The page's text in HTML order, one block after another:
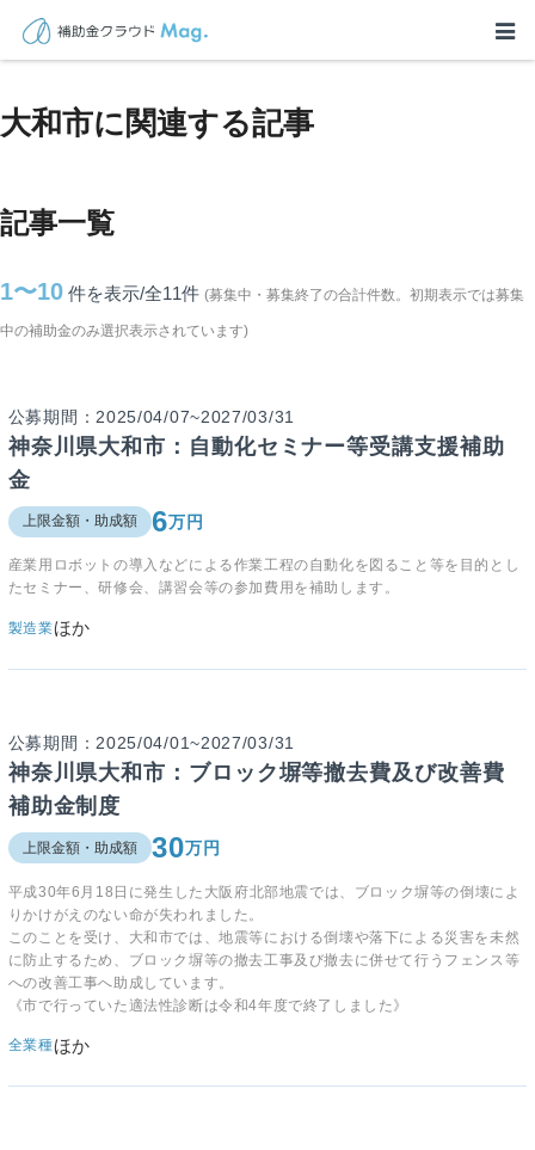
TOP > 補助金・助成金詳細>神奈川県
大和市に関連する記事
記事一覧
1〜10 件を表示/全11件 (募集中・募集終了の合計件数。初期表示では募集
中の補助金のみ選択表示されています)
公募期間：2025/04/07~2027/03/31
神奈川県大和市：自動化セミナー等受講支援補助
金
上限金額・助成額 6万円
産業用ロボットの導入などによる作業工程の自動化を図ること等を目的とし
たセミナー、研修会、講習会等の参加費用を補助します。
製造業ほか
公募期間：2025/04/01~2027/03/31
神奈川県大和市：ブロック塀等撤去費及び改善費
補助金制度
上限金額・助成額 30万円
平成30年6月18日に発生した大阪府北部地震では、ブロック塀等の倒壊によ
りかけがえのない命が失われました。
このことを受け、大和市では、地震等における倒壊や落下による災害を未然
に防止するため、ブロック塀等の撤去工事及び撤去に併せて行うフェンス等
への改善工事へ助成しています。
《市で行っていた適法性診断は令和4年度で終了しました》
全業種ほか